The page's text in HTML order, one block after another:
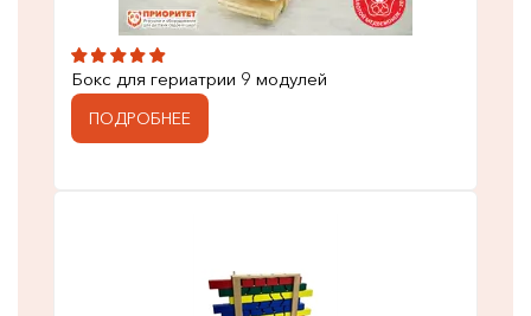
Бокс для гериатрии 9 модулей
ПОДРОБНЕЕ